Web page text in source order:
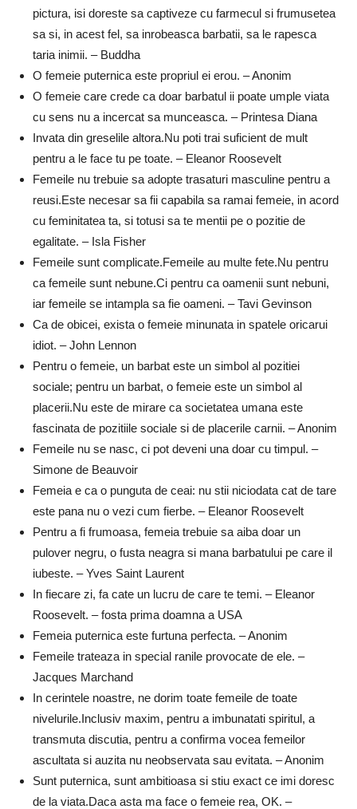
pictura, isi doreste sa captiveze cu farmecul si frumusetea
sa si, in acest fel, sa inrobeasca barbatii, sa le rapesca
taria inimii. – Buddha
O femeie puternica este propriul ei erou. – Anonim
O femeie care crede ca doar barbatul ii poate umple viata
cu sens nu a incercat sa munceasca. – Printesa Diana
Invata din greselile altora.Nu poti trai suficient de mult
pentru a le face tu pe toate. – Eleanor Roosevelt
Femeile nu trebuie sa adopte trasaturi masculine pentru a
reusi.Este necesar sa fii capabila sa ramai femeie, in acord
cu feminitatea ta, si totusi sa te mentii pe o pozitie de
egalitate. – Isla Fisher
Femeile sunt complicate.Femeile au multe fete.Nu pentru
ca femeile sunt nebune.Ci pentru ca oamenii sunt nebuni,
iar femeile se intampla sa fie oameni. – Tavi Gevinson
Ca de obicei, exista o femeie minunata in spatele oricarui
idiot. – John Lennon
Pentru o femeie, un barbat este un simbol al pozitiei
sociale; pentru un barbat, o femeie este un simbol al
placerii.Nu este de mirare ca societatea umana este
fascinata de pozitiile sociale si de placerile carnii. – Anonim
Femeile nu se nasc, ci pot deveni una doar cu timpul. –
Simone de Beauvoir
Femeia e ca o punguta de ceai: nu stii niciodata cat de tare
este pana nu o vezi cum fierbe. – Eleanor Roosevelt
Pentru a fi frumoasa, femeia trebuie sa aiba doar un
pulover negru, o fusta neagra si mana barbatului pe care il
iubeste. – Yves Saint Laurent
In fiecare zi, fa cate un lucru de care te temi. – Eleanor
Roosevelt. – fosta prima doamna a USA
Femeia puternica este furtuna perfecta. – Anonim
Femeile trateaza in special ranile provocate de ele. –
Jacques Marchand
In cerintele noastre, ne dorim toate femeile de toate
nivelurile.Inclusiv maxim, pentru a imbunatati spiritul, a
transmuta discutia, pentru a confirma vocea femeilor
ascultata si auzita nu neobservata sau evitata. – Anonim
Sunt puternica, sunt ambitioasa si stiu exact ce imi doresc
de la viata.Daca asta ma face o femeie rea, OK. –